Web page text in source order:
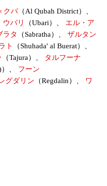
クバ（Al Qubah District）、
ウバリ （Ubari）、 エル・ア
ラタ （Sabratha）、 ザルタン
ト
（Shuhada' al Buerat）、
（Tajura）、
タルフーナ
、 フーン
グダリン （Regdalin）、
ワ